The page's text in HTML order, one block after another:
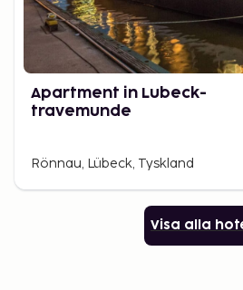
Apartment in Lubeck-
travemunde
Rönnau, Lübeck, Tyskland
Visa alla